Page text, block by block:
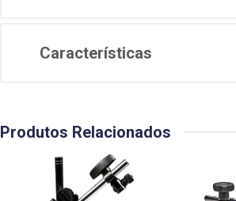
Características
Produtos Relacionados